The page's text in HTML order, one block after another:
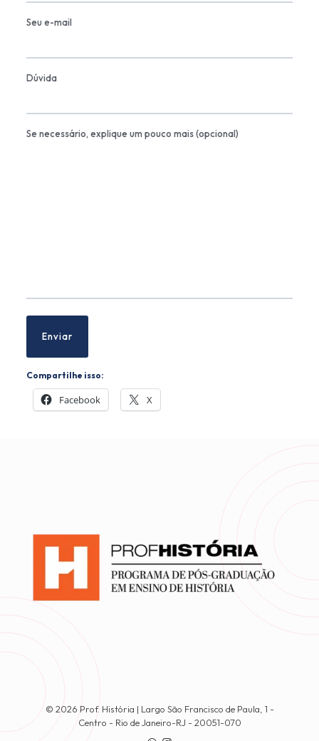
Seu e-mail
Dúvida
Se necessário, explique um pouco mais (opcional)
Compartilhe isso:
Facebook X
© 2026 Prof. História | Largo São Francisco de Paula, 1 -
Centro - Rio de Janeiro-RJ - 20051-070